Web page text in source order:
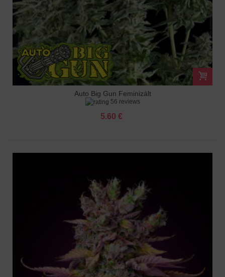
Auto Big Gun Feminizált
56 reviews
5.60 €